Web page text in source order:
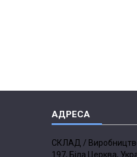
СКЛАД /
197, Біла Церква,